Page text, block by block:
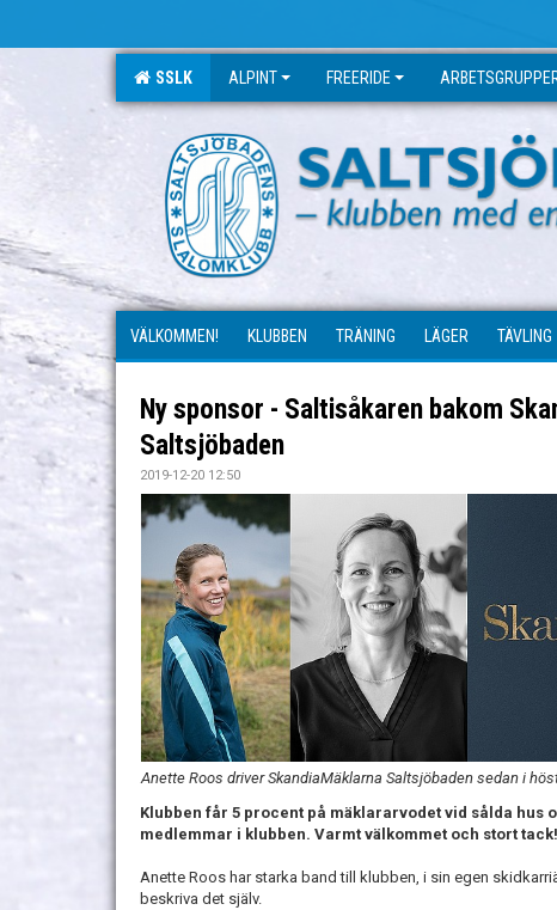
SSLK ALPINT FREERIDE
VÄLKOMMEN! KLUBBEN TRÄNING LÄGER TÄVLING
Ny sponsor - Saltisåkaren bakom
Saltsjöbaden
2019-12-20 12:50
Anette Roos driver SkandiaMäklarna Saltsjöbaden sedan i
Klubben får 5 procent på mäklararvodet vid sålda hus
medlemmar i klubben. Varmt välkommet och stort tack!
Anette Roos har starka band till klubben, i sin egen
beskriva det själv.